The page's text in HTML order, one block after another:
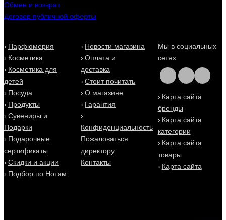
Alfred Ritchy на Eau De Parfum (О Де Парфюм). Заказать
духи Альфред Ричи (Alfred Ritchy) в Киеве легко и просто
Обмен и возврат
Договор публичной оферты
Парфюмерия
Косметика
Косметика для
детей
Посуда
Продукты
Сувениры и
Подарки
Подарочные
сертификаты
Скидки и акции
Подбор по Нотам
Новости магазина
Оплата и
доставка
Стоит почитать
О магазине
Гарантия
Конфиденциальность
Пожаловаться
директору
Контакты
Мы в социальных
сетях:
Карта сайта
бренды
Карта сайта
категории
Карта сайта
товары
Карта сайта